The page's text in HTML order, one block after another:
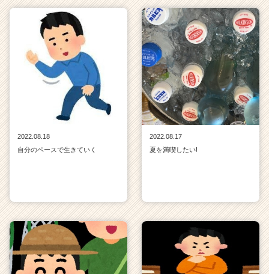
2022.08.18
自分のペースで生きていく
2022.08.17
夏を満喫したい!